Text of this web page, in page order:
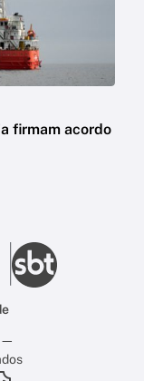
firmam acordo
—